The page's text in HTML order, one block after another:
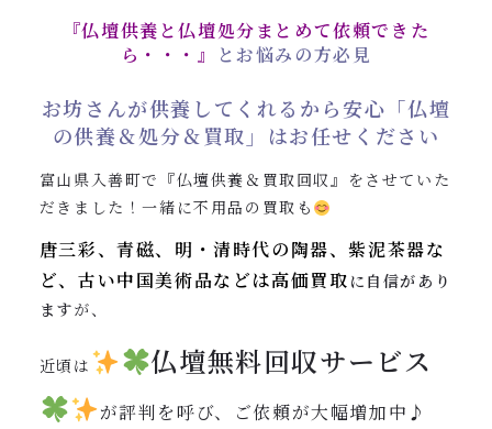
『仏壇供養と仏壇処分まとめて依頼できた
ら・・・』
とお悩みの方必見
お坊さんが供養してくれるから安心「仏壇
の供養＆処分＆買取」はお任せください
富山県入善町で『仏壇供養＆買取回収』をさせていた
だきました！一緒に不用品の買取も
唐三彩、青磁、明・清時代の陶器、紫泥茶器な
ど、古い中国美術品などは高価買取 に自信があり
ますが、
近頃は 仏壇無料回収サービス
が評判を呼び、ご依頼が大幅増加中 ♪